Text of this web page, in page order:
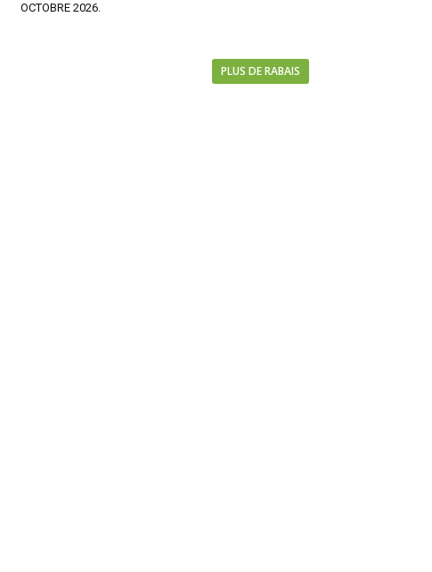
OCTOBRE 2026.
PLUS DE RABAIS